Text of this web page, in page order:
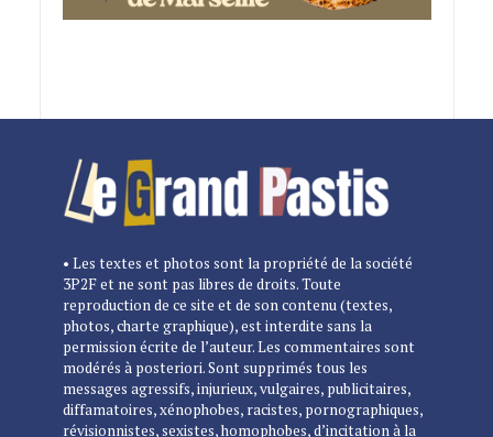
• Les textes et photos sont la propriété de la société
3P2F et ne sont pas libres de droits. Toute
reproduction de ce site et de son contenu (textes,
photos, charte graphique), est interdite sans la
permission écrite de l’auteur. Les commentaires sont
modérés à posteriori. Sont supprimés tous les
messages agressifs, injurieux, vulgaires, publicitaires,
diffamatoires, xénophobes, racistes, pornographiques,
révisionnistes, sexistes, homophobes, d’incitation à la